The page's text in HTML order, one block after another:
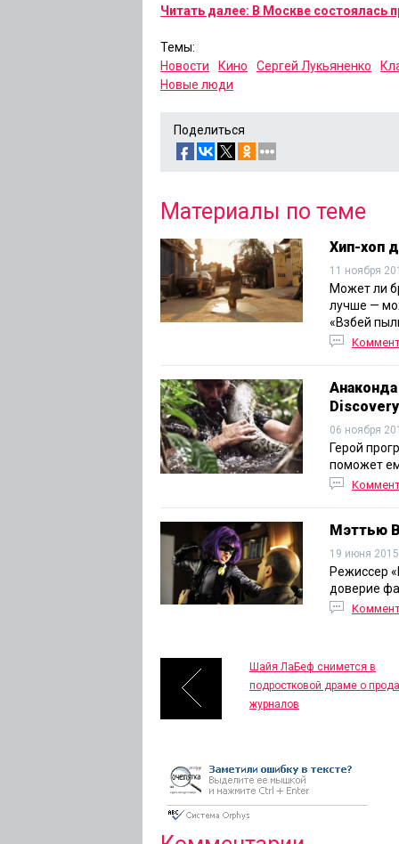
Читать далее: В Москве состоялась
Темы:
Новости
Кино Сергей Лукьяненко
Новые люди
Поделиться
Материалы по теме
Хип-хоп
11 ноября
Может ли
лучше —
«Взбей
Discovery
06 ноября
Герой
поможет
Мэттью
19 июня
Режиссер
доверие
Шайя ЛаБеф снимется в
подростковой драме о
журналов